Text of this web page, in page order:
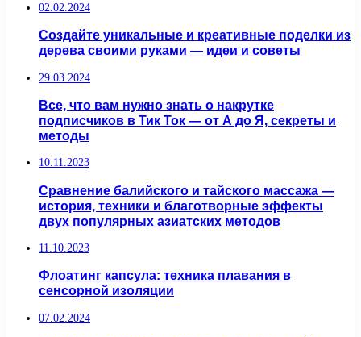
02.02.2024
Создайте уникальные и креативные поделки из
дерева своими руками — идеи и советы
29.03.2024
Все, что вам нужно знать о накрутке
подписчиков в Тик Ток — от А до Я, секреты и
методы
10.11.2023
Сравнение балийского и тайского массажа —
история, техники и благотворные эффекты
двух популярных азиатских методов
11.10.2023
Флоатинг капсула: техника плавания в
сенсорной изоляции
07.02.2024